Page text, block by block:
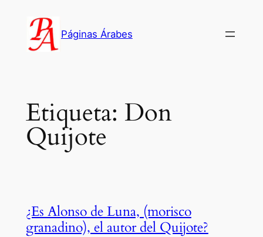
contenido
Páginas Árabes
Etiqueta: Don
Quijote
¿Es Alonso de Luna, (morisco
granadino), el autor del Quijote?